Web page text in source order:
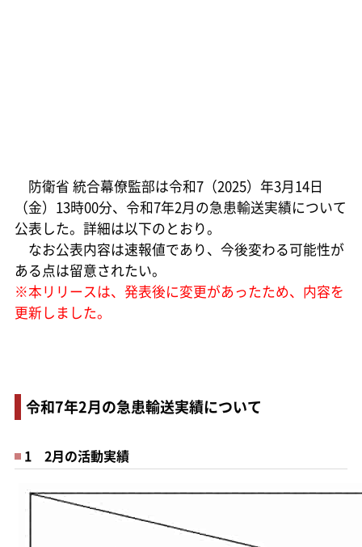
防衛省 統合幕僚監部は令和7（2025）年3月14日
（金）13時00分、令和7年2月の急患輸送実績について
公表した。詳細は以下のとおり。
なお公表内容は速報値であり、今後変わる可能性が
ある点は留意されたい。
※本リリースは、発表後に変更があったため、内容を
更新しました。
令和7年2月の急患輸送実績について
1 2月の活動実績